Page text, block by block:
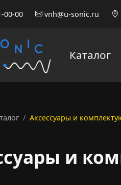
00-00 vnh@u-sonic.ru
Каталог
Аксессуары и
и